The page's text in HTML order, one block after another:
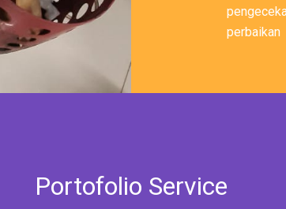
perbaikan
Portofolio Service